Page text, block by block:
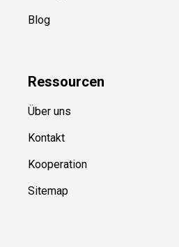
Blog
Ressourcen
Über uns
Kontakt
Kooperation
Sitemap